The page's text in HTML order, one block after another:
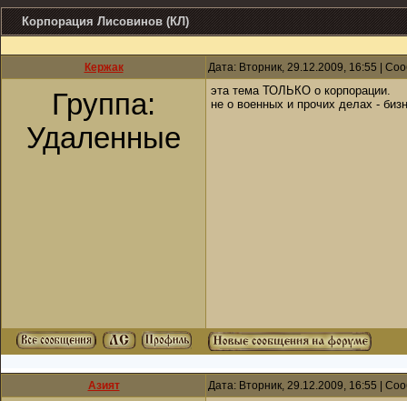
Корпорация Лисовинов (КЛ)
Кержак Дата: Вторник, 29.12.2009, 16:55 |
Группа:
Удаленные
эта тема ТОЛЬКО о корпорации.
не о военных и прочих делах -
Азият Дата: Вторник, 29.12.2009, 16:55 |